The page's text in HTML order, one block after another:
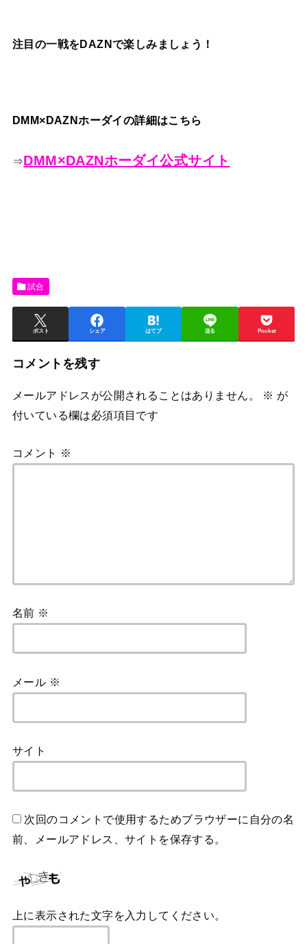
注目の一戦をDAZNで楽しみましょう！
DMM×DAZNホーダイの詳細はこちら
⇒DMM×DAZNホーダイ公式サイト
試合
ポスト シェア はてブ 送る Pocket
コメントを残す
メールアドレスが公開されることはありません。 ※ が
付いている欄は必須項目です
コメント ※
名前 ※
メール ※
サイト
次回のコメントで使用するためブラウザーに自分の名
前、メールアドレス、サイトを保存する。
上に表示された文字を入力してください。